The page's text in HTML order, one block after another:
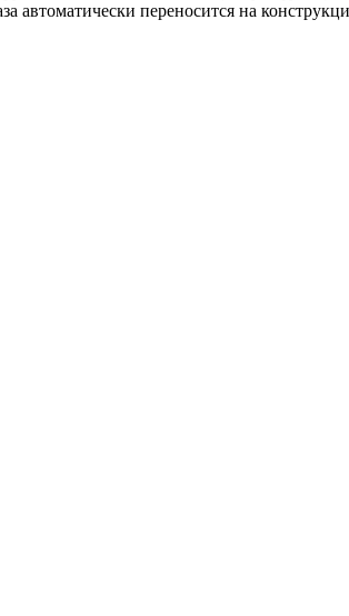
автоматически переносится на